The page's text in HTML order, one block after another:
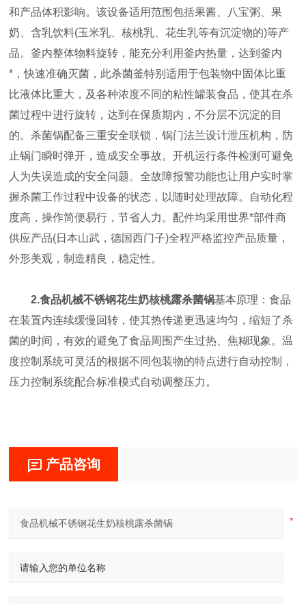
和产品体积影响。该设备适用范围包括果酱、八宝粥、果
奶、含乳饮料(玉米乳、核桃乳、花生乳等有沉淀物的)等产
品。釜内整体物料旋转，能充分利用釜内热量，达到釜内
*，快速准确灭菌，此杀菌釜特别适用于包装物中固体比重
比液体比重大，及各种浓度不同的粘性罐装食品，使其在杀
菌过程中进行旋转，达到在保质期内，不分层不沉淀的目
的。杀菌锅配备三重安全联锁，锅门法兰设计泄压机构，防
止锅门瞬时弹开，造成安全事故。开机运行条件检测可避免
人为失误造成的安全问题。全故障报警功能也让用户实时掌
握杀菌工作过程中设备的状态，以随时处理故障。自动化程
度高，操作简便易行，节省人力。配件均采用世界*部件商
供应产品(日本山武，德国西门子)全程严格监控产品质量，
外形美观，制造精良，稳定性。
2.食品机械不锈钢花生奶核桃露杀菌锅基本原理：食品
在装置内连续缓慢回转，使其热传递更迅速均匀，缩短了杀
菌的时间，有效的避免了食品周围产生过热、焦糊现象。温
度控制系统可灵活的根据不同包装物的特点进行自动控制，
压力控制系统配合标准模式自动调整压力。
产品咨询